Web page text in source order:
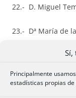
Sí,
Principalmente
estadísticas propias de
22.- D. Miguel
23.- Dª María de
24.- D. Francisco
25.- D. José